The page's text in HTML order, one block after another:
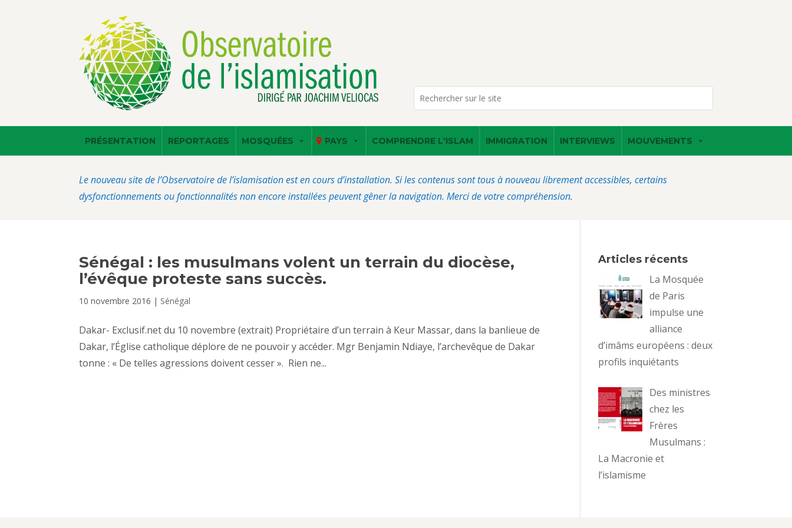
PRÉSENTATION REPORTAGES MOSQUÉES PAYS COMPRENDRE L'ISLAM IMMIGRATION INTERVIEWS MOUVEMENTS
Le nouveau site de l’Observatoire de l’islamisation est en cours d’installation. Si les contenus sont tous à nouveau librement accessibles, certains
dysfonctionnements ou fonctionnalités non encore installées peuvent gêner la navigation. Merci de votre compréhension.
Sénégal : les musulmans volent un terrain du diocèse,
l’évêque proteste sans succès.
10 novembre 2016 | Sénégal
Dakar- Exclusif.net du 10 novembre (extrait) Propriétaire d’un terrain à Keur Massar, dans la banlieue de
Dakar, l’Église catholique déplore de ne pouvoir y accéder. Mgr Benjamin Ndiaye, l’archevêque de Dakar
tonne : « De telles agressions doivent cesser ». Rien ne...
Articles récents
La Mosquée
de Paris
impulse une
alliance
d’imâms européens : deux
profils inquiétants
Des ministres
chez les
Frères
Musulmans :
La Macronie et
l’islamisme